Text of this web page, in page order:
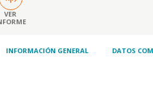
VER
INFORMACIÓN GENERAL DATOS